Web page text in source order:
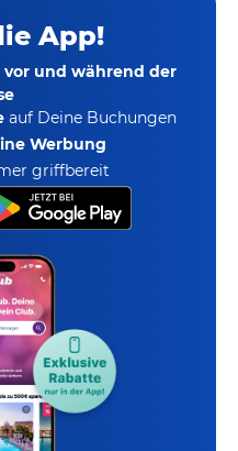
App!
vor und während der
auf Deine Buchungen
Werbung
griffbereit